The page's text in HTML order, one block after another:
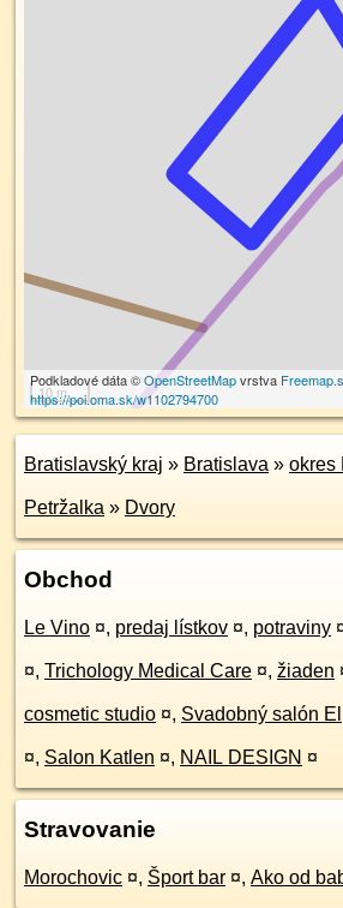
10 m
Podkladové dáta ©OpenStreetMapvrstva
https://poi.oma.sk/w1102794700
Bratislavský kraj » Bratislava » okres
Petržalka » Dvory
Obchod
Le Vino ¤, predaj lístkov ¤, potraviny
¤, Trichology Medical Care ¤, žiaden
cosmetic studio ¤, Svadobný salón El
¤, Salon Katlen ¤, NAIL DESIGN ¤
Stravovanie
Morochovic ¤, Šport bar ¤, Ako od